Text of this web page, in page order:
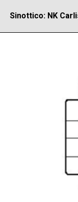
Sinottico: NK